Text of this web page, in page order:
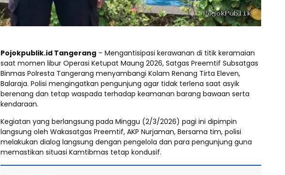
Pojokpublik.id Tangerang – Mengantisipasi kerawanan di titik keramaian
saat momen libur Operasi Ketupat Maung 2026, Satgas Preemtif Subsatgas
Binmas Polresta Tangerang menyambangi Kolam Renang Tirta Eleven,
Balaraja. Polisi mengingatkan pengunjung agar tidak terlena saat asyik
berenang dan tetap waspada terhadap keamanan barang bawaan serta
kendaraan.
Kegiatan yang berlangsung pada Minggu (2/3/2026) pagi ini dipimpin
langsung oleh Wakasatgas Preemtif, AKP Nurjaman, Bersama tim, polisi
melakukan dialog langsung dengan pengelola dan para pengunjung guna
memastikan situasi Kamtibmas tetap kondusif.